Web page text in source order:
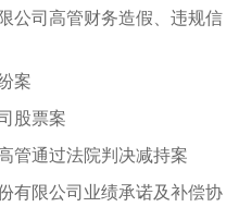
公司高管财务造假、违规信
案
股票案
管通过法院判决减持案
有限公司业绩承诺及补偿协